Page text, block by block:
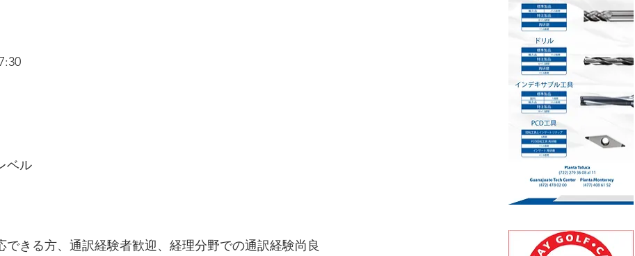
ベル
できる方、通訳経験者歓迎、経理分野での通訳経験尚良